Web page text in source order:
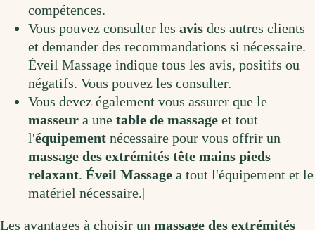
compétences.
Vous pouvez consulter les avis des autres clients
et demander des recommandations si nécessaire.
Éveil Massage indique tous les avis, positifs ou
négatifs. Vous pouvez les consulter.
Vous devez également vous assurer que le
masseur a une table de massage et tout
l'équipement nécessaire pour vous offrir un
massage des extrémités tête mains pieds
relaxant. Éveil Massage a tout l'équipement et le
matériel nécessaire.|
Les avantages à choisir un massage des extrémités